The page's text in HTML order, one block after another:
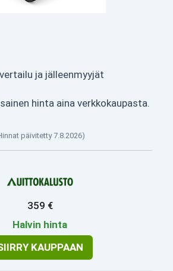
ja jälleenmyyjät
hinta aina verkkokaupasta.
päivitetty 7.8.2026)
359 €
Halvin hinta
KAUPPAAN